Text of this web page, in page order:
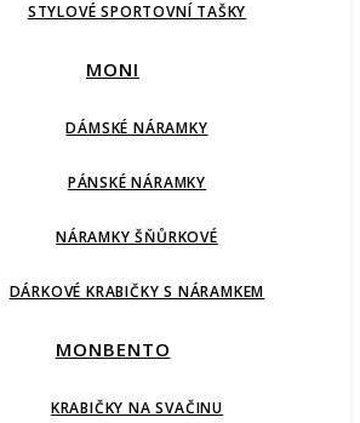
STYLOVÉ SPORTOVNÍ TAŠKY
MONI
DÁMSKÉ NÁRAMKY
PÁNSKÉ NÁRAMKY
NÁRAMKY ŠŇŮRKOVÉ
DÁRKOVÉ KRABIČKY S NÁRAMKEM
MONBENTO
KRABIČKY NA SVAČINU